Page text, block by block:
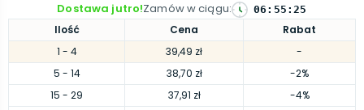
Ilość Cena
Rabat
1 - 4 39,49 zł
-
5 - 14 38,70 zł
-2%
15 - 29 37,91 zł
-4%
Dostawa jutro!Zamów w ciągu: 06 : 55 :24